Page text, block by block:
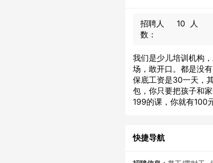
招聘人
数：
10 人
我们是少儿培训机构
场，敢开口。都是没有
保底工资是30一天，
包，你只要把孩子和
199的课，你就有100
快捷导航